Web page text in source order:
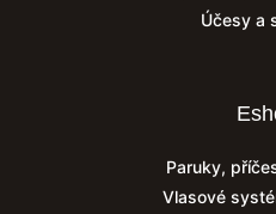
Účesy a
Paruky,
Vlasové